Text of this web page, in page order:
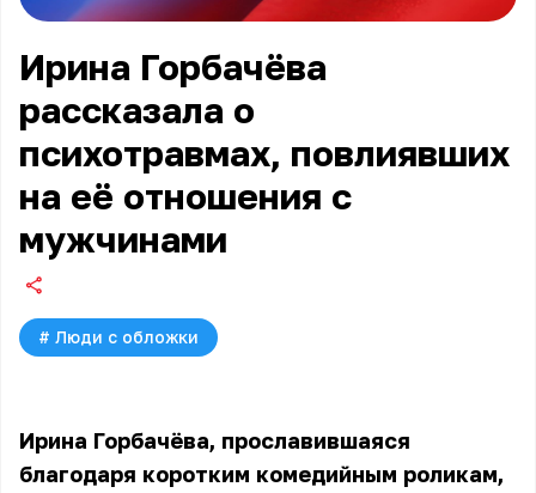
Ирина Горбачёва
рассказала о
психотравмах, повлиявших
на её отношения с
мужчинами
# Люди с обложки
Ирина Горбачёва, прославившаяся
благодаря коротким комедийным роликам,